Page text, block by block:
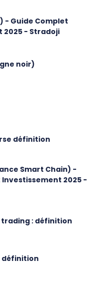
- Guide Complet
2025 - Stradoji
noir)
définition
Smart Chain) -
2025 -
trading : définition
définition